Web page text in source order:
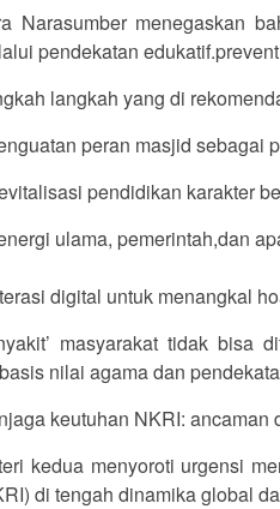
Narasumber menegaskan
pendekatan
langkah yang di
peran masjid sebagai
pendidikan karakter
ulama, pemerintah,dan
digital untuk menangkal
masyarakat tidak bisa
nilai agama dan
keutuhan NKRI: ancaman
kedua menyoroti urgensi
di tengah dinamika global